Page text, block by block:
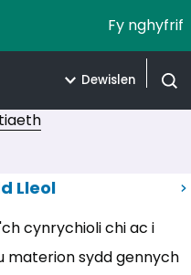
Fy nghyfrif
Dewislen
Lleol
cynrychioli chi ac i
materion sydd gennych